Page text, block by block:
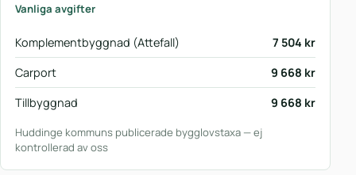
Vanliga avgifter
Komplementbyggnad (Attefall)
7 504 kr
Carport
9 668 kr
Tillbyggnad
9 668 kr
Huddinge kommuns publicerade bygglovstaxa — ej
kontrollerad av oss